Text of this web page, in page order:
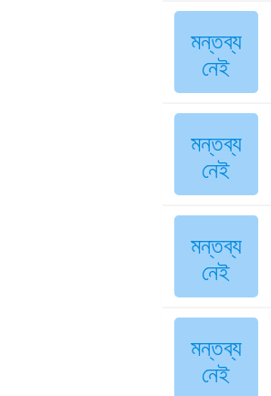
মন্তব্য
নেই
মন্তব্য
নেই
মন্তব্য
নেই
মন্তব্য
নেই